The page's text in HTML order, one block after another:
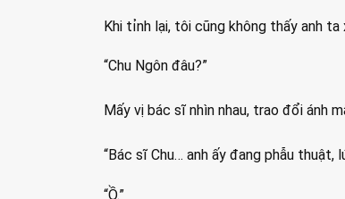
Khi tỉnh lại, tôi cũng không thấy anh ta
“Chu Ngôn đâu?”
Mấy vị bác sĩ nhìn nhau, trao đổi ánh
“Bác sĩ Chu… anh ấy đang phẫu thuật,
“Ồ.”